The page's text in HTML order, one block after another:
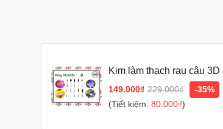
Kim làm thạch rau câu
10 kim SET 27)
149.000₫ 229.000₫
-35%
(Tiết kiệm:80.000₫)